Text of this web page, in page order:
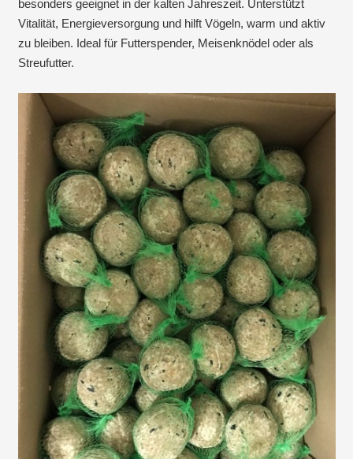
besonders geeignet in der kalten Jahreszeit. Unterstützt
Vitalität, Energieversorgung und hilft Vögeln, warm und aktiv
zu bleiben. Ideal für Futterspender, Meisenknödel oder als
Streufutter.